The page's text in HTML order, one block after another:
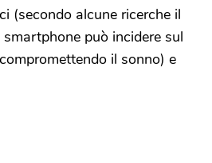
(secondo alcune ricerche il
può incidere sul
il sonno) e